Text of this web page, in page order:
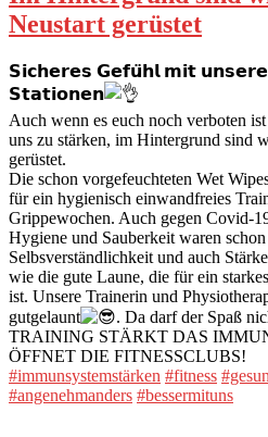
Neustart gerüstet
𝗦𝗶𝗰𝗵𝗲𝗿𝗲𝘀 𝗚𝗲𝗳𝘂̈𝗵𝗹 𝗺𝗶𝘁
𝗦𝘁𝗮𝘁𝗶𝗼𝗻𝗲𝗻
Auch wenn es euch noch verboten
uns zu stärken, im Hintergrund sind
gerüstet.
Die schon vorgefeuchteten Wet
für ein hygienisch einwandfreies
Grippewochen. Auch gegen Covid-
Hygiene und Sauberkeit waren
Selbsverständlichkeit und auch
wie die gute Laune, die für ein
ist. Unsere Trainerin und
gutgelaunt
. Da darf der Spaß
TRAINING STÄRKT DAS
ÖFFNET DIE FITNESSCLUBS!
#immunsystemstärken #fitness
#angenehmanders #bessermituns